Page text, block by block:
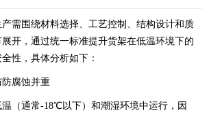
需围绕材料选择、工艺控制、结构设计和质
开，通过统一标准提升货架在低温环境下的
性，具体分析如下：
腐蚀并重
（通常-18℃以下）和潮湿环境中运行，因